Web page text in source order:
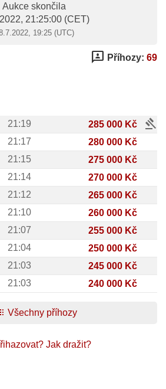
Aukce skončila
21:25:00 (CET)
19:25 (UTC)
3p Příhozy: 69
21:19 285 000 Kč gavel
21:17
280 000 Kč
21:15
275 000 Kč
21:14
270 000 Kč
21:12
265 000 Kč
21:10
260 000 Kč
21:07
255 000 Kč
21:04
250 000 Kč
21:03
245 000 Kč
21:03 240 000 Kč
Všechny příhozy
Jak dražit?